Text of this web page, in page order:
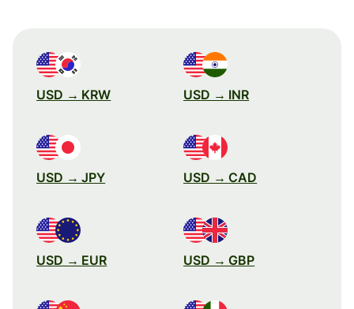
USD → KRW USD → INR
USD → JPY USD → CAD
USD → EUR USD → GBP